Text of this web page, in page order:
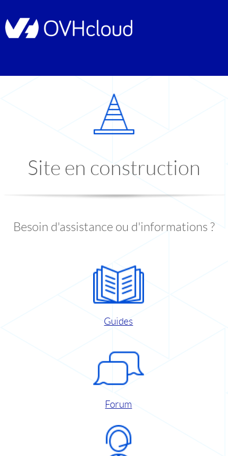
Site en construction
Besoin d'assistance ou d'informations ?
Guides
Forum